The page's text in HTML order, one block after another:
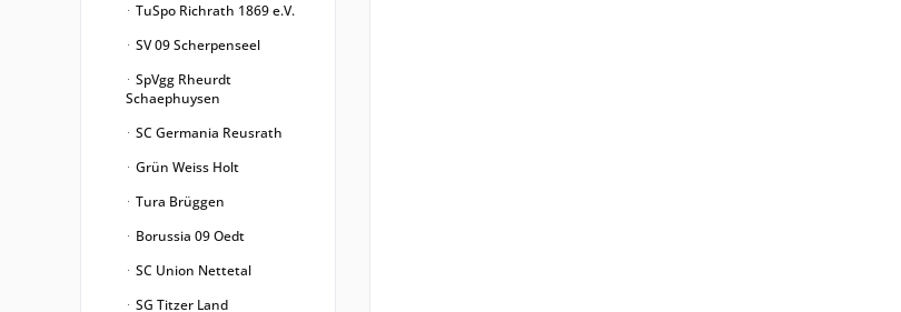
TuSpo Richrath 1869 e.V.
SV 09 Scherpenseel
SpVgg Rheurdt
Schaephuysen
SC Germania Reusrath
Grün Weiss Holt
Tura Brüggen
Borussia 09 Oedt
SC Union Nettetal
SG Titzer Land